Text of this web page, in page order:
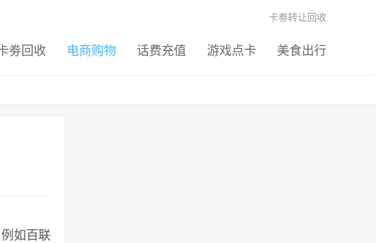
劵回收 电商购物 话费充值 游戏点卡 美食出行
卡劵转让回收
如百联